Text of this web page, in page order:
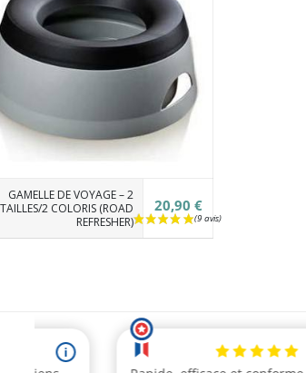
GAMELLE DE VOYAGE – 2
TAILLES/2 COLORIS (ROAD
REFRESHER)
20,90 €